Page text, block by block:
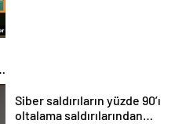
Siber saldırıların yüzde 90’ı
oltalama saldırılarından